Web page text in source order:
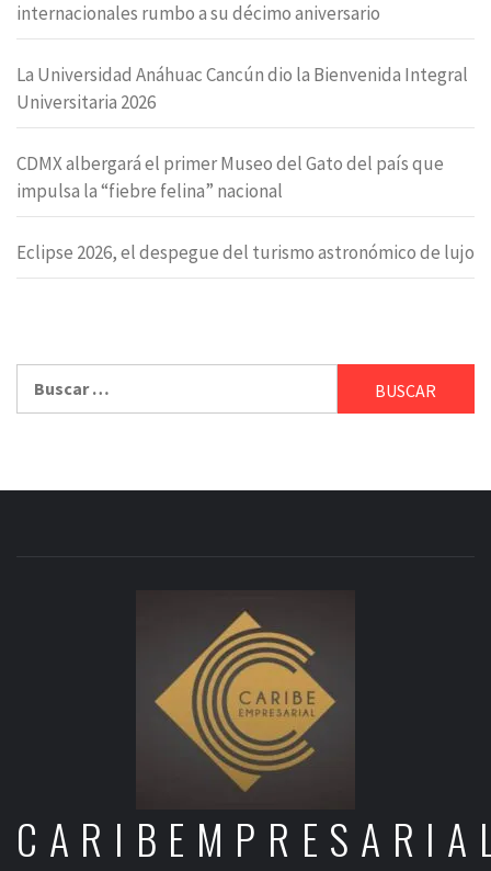
internacionales rumbo a su décimo aniversario
La Universidad Anáhuac Cancún dio la Bienvenida Integral
Universitaria 2026
CDMX albergará el primer Museo del Gato del país que
impulsa la “fiebre felina” nacional
Eclipse 2026, el despegue del turismo astronómico de lujo